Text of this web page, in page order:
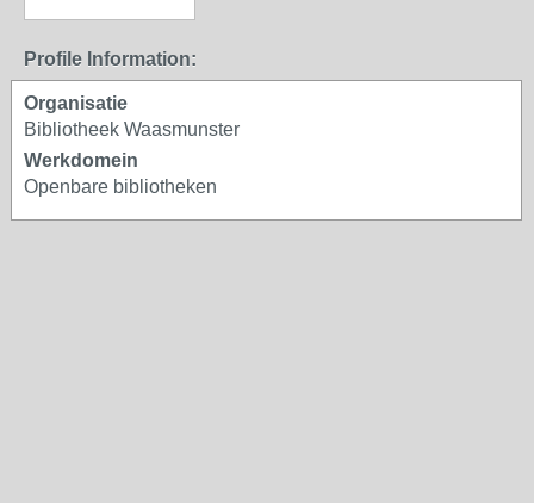
Profile Information:
Organisatie
Bibliotheek Waasmunster
Werkdomein
Openbare bibliotheken